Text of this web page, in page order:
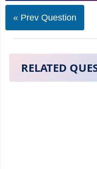
« Prev Question
RELATED